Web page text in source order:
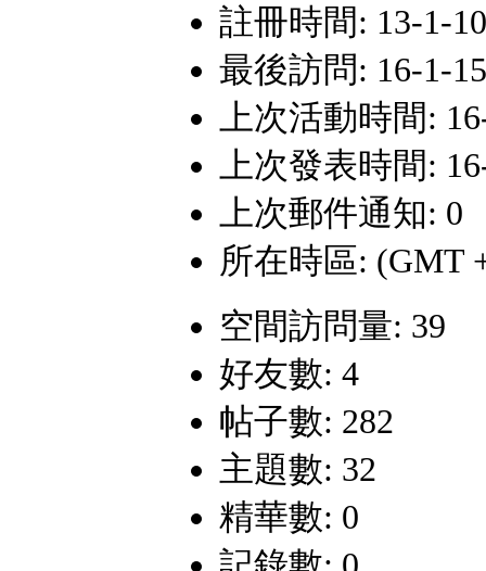
註冊時間: 13-1-
最後訪問: 16-1-
上次活動時間:
上次發表時間:
上次郵件通知: 0
所在時區: (GMT
空間訪問量: 39
好友數: 4
帖子數: 282
主題數: 32
精華數: 0